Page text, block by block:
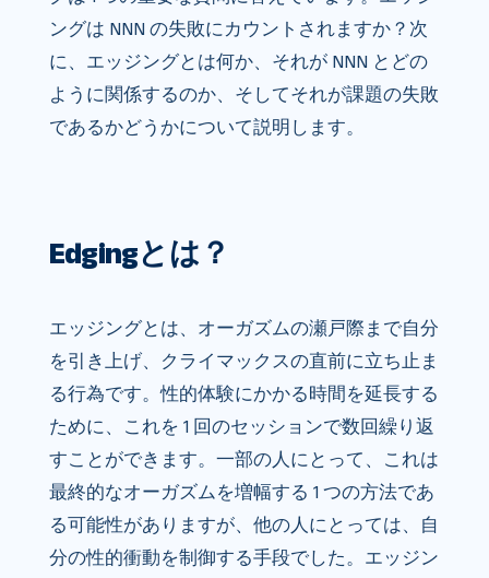
ングは NNN の失敗にカウントされますか？次
に、エッジングとは何か、それが NNN とどの
ように関係するのか、そしてそれが課題の失敗
であるかどうかについて説明します。
Edgingとは？
エッジングとは、オーガズムの瀬戸際まで自分
を引き上げ、クライマックスの直前に立ち止ま
る行為です。性的体験にかかる時間を延長する
ために、これを 1 回のセッションで数回繰り返
すことができます。一部の人にとって、これは
最終的なオーガズムを増幅する 1 つの方法であ
る可能性がありますが、他の人にとっては、自
分の性的衝動を制御する手段でした。エッジン